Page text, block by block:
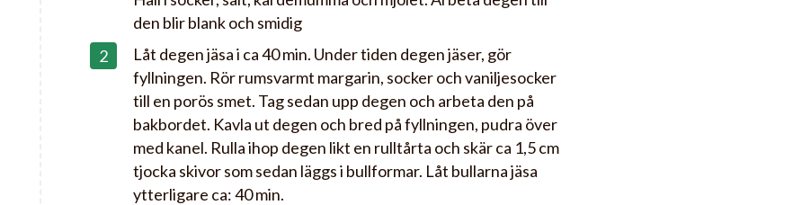
den blir blank och smidig
Låt degen jäsa i ca 40 min. Under tiden degen jäser, gör
fyllningen. Rör rumsvarmt margarin, socker och vaniljesocker
till en porös smet. Tag sedan upp degen och arbeta den på
bakbordet. Kavla ut degen och bred på fyllningen, pudra över
med kanel. Rulla ihop degen likt en rulltårta och skär ca 1,5 cm
tjocka skivor som sedan läggs i bullformar. Låt bullarna jäsa
ytterligare ca: 40 min.